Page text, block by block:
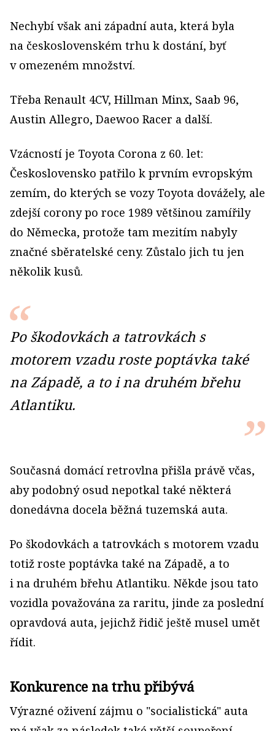
Nechybí však ani západní auta, která byla
na československém trhu k dostání, byť
v omezeném množství.
Třeba Renault 4CV, Hillman Minx, Saab 96,
Austin Allegro, Daewoo Racer a další.
Vzácností je Toyota Corona z 60. let:
Československo patřilo k prvním evropským
zemím, do kterých se vozy Toyota dovážely, ale
zdejší corony po roce 1989 většinou zamířily
do Německa, protože tam mezitím nabyly
značné sběratelské ceny. Zůstalo jich tu jen
několik kusů.
Po škodovkách a tatrovkách s
motorem vzadu roste poptávka také
na Západě, a to i na druhém břehu
Atlantiku.
Současná domácí retrovlna přišla právě včas,
aby podobný osud nepotkal také některá
donedávna docela běžná tuzemská auta.
Po škodovkách a tatrovkách s motorem vzadu
totiž roste poptávka také na Západě, a to
i na druhém břehu Atlantiku. Někde jsou tato
vozidla považována za raritu, jinde za poslední
opravdová auta, jejichž řidič ještě musel umět
řídit.
Konkurence na trhu přibývá
Výrazné oživení zájmu o "socialistická" auta